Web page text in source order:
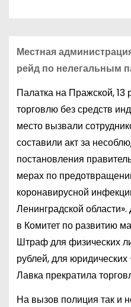
Местная
рейд по нелегальным
Палатка на Пражской,
торговлю без средств
место вызвали
составили акт за
постановления
мерах по
коронавирусной
Ленинградской
в Комитет по развитию
Штраф для физических
рублей, для
Лавка прекратила
На вызов полиция так и